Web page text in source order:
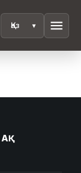
menu
АҚ